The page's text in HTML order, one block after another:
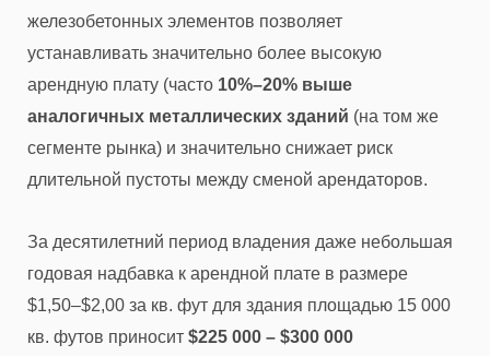
железобетонных элементов позволяет
устанавливать значительно более высокую
арендную плату (часто 10%–20% выше
аналогичных металлических зданий (на том же
сегменте рынка) и значительно снижает риск
длительной пустоты между сменой арендаторов.
За десятилетний период владения даже небольшая
годовая надбавка к арендной плате в размере
$1,50–$2,00 за кв. фут для здания площадью 15 000
кв. футов приносит $225 000 – $300 000